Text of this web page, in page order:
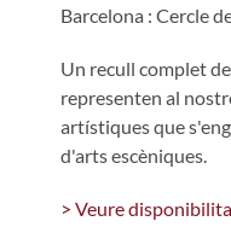
Barcelona : Cercle
Un recull complet
representen al
artístiques que
d'arts escèniques.
> Veure